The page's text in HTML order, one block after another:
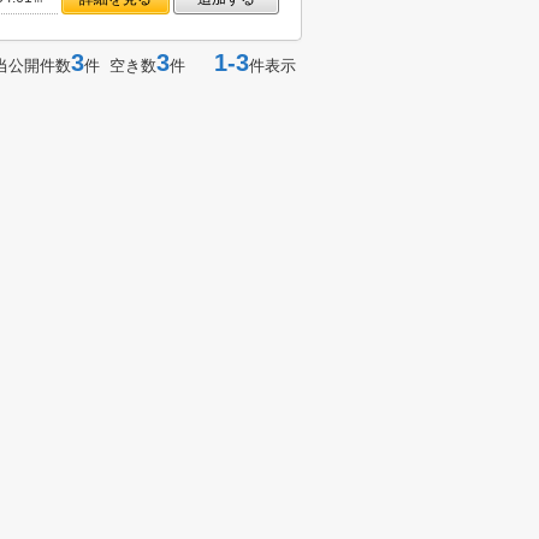
公開件数3件 空き数3件 1-3件表示